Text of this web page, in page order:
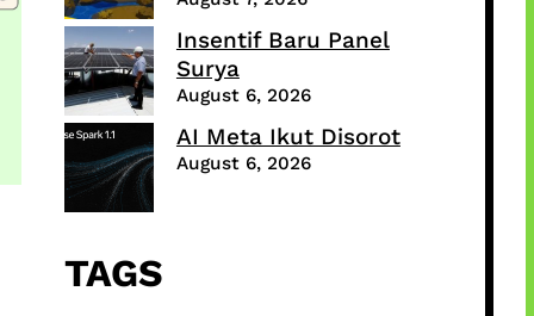
Insentif Baru Panel
Surya
August 6, 2026
AI Meta Ikut Disorot
August 6, 2026
TAGS